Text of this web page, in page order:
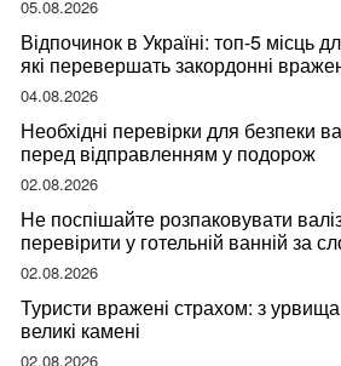
05.08.2026
Відпочинок в Україні: топ-5 місць
які перевершать закордонні
04.08.2026
Необхідні перевірки для безпеки
перед відправленням у подорож
02.08.2026
Не поспішайте розпаковувати
перевірити у готельній ванній за
мандрівниці
02.08.2026
Туристи вражені страхом: з
великі камені
02.08.2026